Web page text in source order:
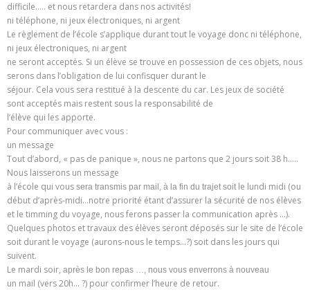
difficile….. et nous retardera dans nos activités!
ni téléphone, ni jeux électroniques, ni argent
Le règlement de l’école s’applique durant tout le voyage donc ni téléphone,
ni jeux électroniques, ni argent
ne seront acceptés. Si un élève se trouve en possession de ces objets, nous
serons dans l’obligation de lui confisquer durant le
séjour. Cela vous sera restitué à la descente du car. Les jeux de société
sont acceptés mais restent sous la responsabilité de
l’élève qui les apporte.
Pour communiquer avec vous :
un message
Tout d’abord, « pas de panique », nous ne partons que 2 jours soit 38 h…..
Nous laisserons un message
à l’école qui vous sera transmis par mail, à la fin du trajet soit le lundi midi (ou
début d’après-midi…notre priorité étant d’assurer la sécurité de nos élèves
et le timming du voyage, nous ferons passer la communication après …).
Quelques photos et travaux des élèves seront déposés sur le site de l’école
soit durant le voyage (aurons-nous le temps…?) soit dans les jours qui
suivent.
Le mardi soir, après le bon repas …, nous vous enverrons à nouveau
un mail (vers 20h… ?) pour confirmer l’heure de retour.